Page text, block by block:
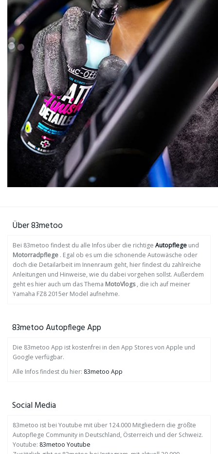
Über 83metoo
Bei 83metoo findest du alle Infos über die richtige Autopflege und
Motorradpflege . Egal ob es um die schonende Autowäsche oder
doch die Detailarbeit im Innenraum geht, hier findest du zahlreiche
Anleitungen und Hinweise, wie du dabei vorgehen sollst. Außerdem
geht es hier auch um das Thema MotoVlogs, die ich auf meiner
Yamaha FZ8 2015er Model aufnehme.
83metoo Autopflege App
Die 83metoo App ist kostenfrei in den App Stores von Apple und
Google verfügbar.
Alle Infos findest du hier: 83metoo App
Social Media
83metoo ist bei Youtube mit über 124.000 Mitgliedern die größte
Autopflege Community in Deutschland, Österreich und der Schweiz.
Youtube: 83metoo Youtube